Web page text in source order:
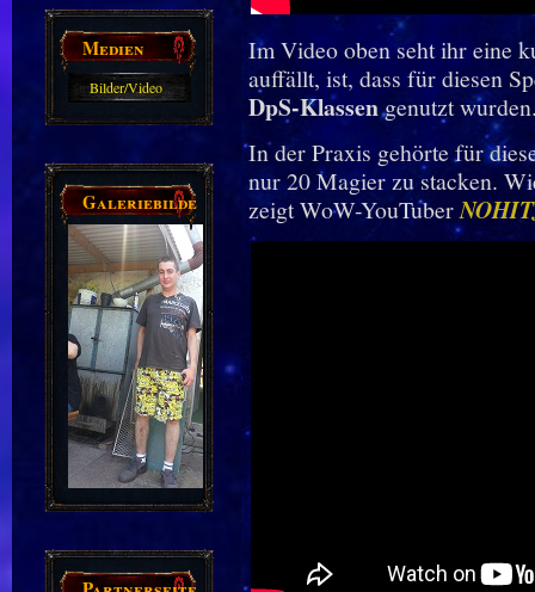
Medien
Bilder/Video
Galeriebilder
Im Video oben seht ihr eine
auffällt, ist, dass für diesen
DpS-Klassengenutzt
In der Praxis gehörte für
nur 20 Magier zu stacken.
zeigt WoW-YouTuber